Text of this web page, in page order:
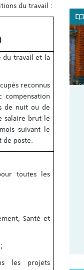
du travail :
du travail et la
reconnus
de nuit ou de
salaire brut le
suivant le
de poste.
toutes les
Santé et
les projets
du
des 70
du travail de
inscrire (Les
suite au